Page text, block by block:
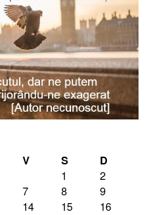
V S D
1
2
7 8
9
14 15
16